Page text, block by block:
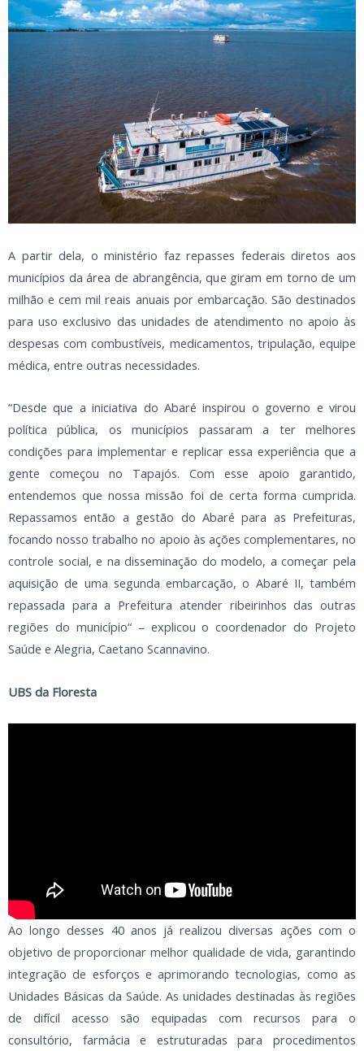
A partir dela, o ministério faz repasses federais diretos aos
municípios da área de abrangência, que giram em torno de um
milhão e cem mil reais anuais por embarcação. São destinados
para uso exclusivo das unidades de atendimento no apoio às
despesas com combustíveis, medicamentos, tripulação, equipe
médica, entre outras necessidades.
“Desde que a iniciativa do Abaré inspirou o governo e virou
política pública, os municípios passaram a ter melhores
condições para implementar e replicar essa experiência que a
gente começou no Tapajós. Com esse apoio garantido,
entendemos que nossa missão foi de certa forma cumprida.
Repassamos então a gestão do Abaré para as Prefeituras,
focando nosso trabalho no apoio às ações complementares, no
controle social, e na disseminação do modelo, a começar pela
aquisição de uma segunda embarcação, o Abaré II, também
repassada para a Prefeitura atender ribeirinhos das outras
regiões do município“ – explicou o coordenador do Projeto
Saúde e Alegria, Caetano Scannavino.
UBS da Floresta
Ao longo desses 40 anos já realizou diversas ações com o
objetivo de proporcionar melhor qualidade de vida, garantindo
integração de esforços e aprimorando tecnologias, como as
Unidades Básicas da Saúde. As unidades destinadas às regiões
de difícil acesso são equipadas com recursos para o
consultório, farmácia e estruturadas para procedimentos